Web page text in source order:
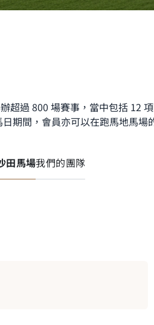
超過 800 場賽事，當中包括 12
期間，會員亦可以在跑馬地馬
田馬場我們的團隊